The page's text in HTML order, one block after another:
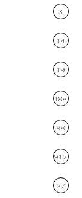
3
14
19
188
98
912
27